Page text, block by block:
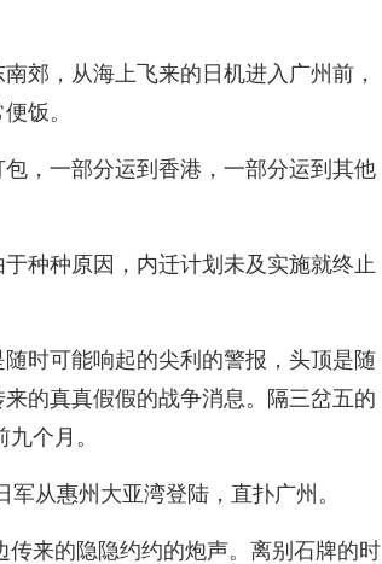
郊，从海上飞来的日机进入广州前，
饭。
，一部分运到香港，一部分运到其他
种种原因，内迁计划未及实施就终止
时可能响起的尖利的警报，头顶是随
的真真假假的战争消息。隔三岔五的
个月。
从惠州大亚湾登陆，直扑广州。
来的隐隐约约的炮声。离别石牌的时